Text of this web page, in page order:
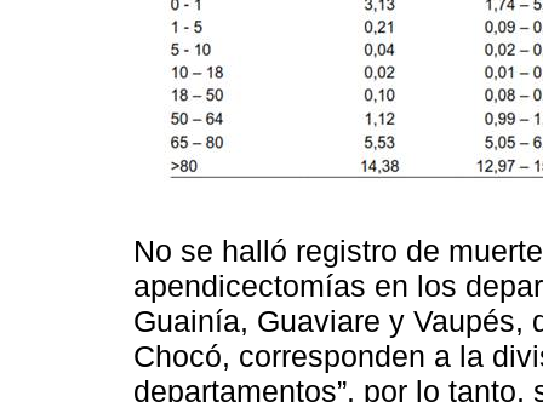
No se halló registro de
apendicectomías en los
Guainía, Guaviare y Vaupés,
Chocó, corresponden a la
departamentos”, por lo